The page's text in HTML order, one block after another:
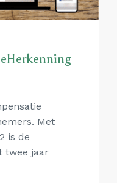
Met
is de
twee jaar